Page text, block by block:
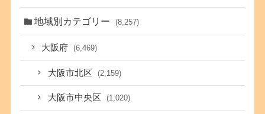
地域別カテゴリー (8,257)
大阪府 (6,469)
大阪市北区 (2,159)
大阪市中央区 (1,020)